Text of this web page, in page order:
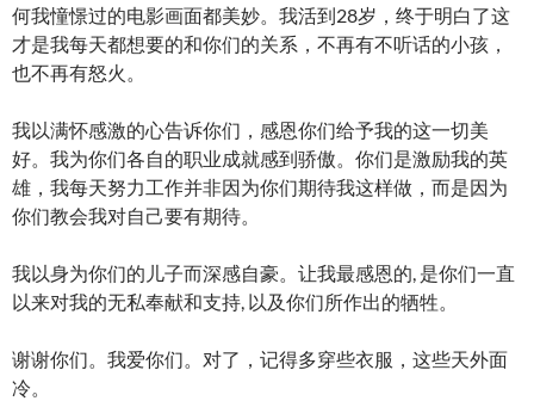
何我憧憬过的电影画面都美妙。我活到28岁，终于明白了这
才是我每天都想要的和你们的关系，不再有不听话的小孩，
也不再有怒火。
我以满怀感激的心告诉你们，感恩你们给予我的这一切美
好。我为你们各自的职业成就感到骄傲。你们是激励我的英
雄，我每天努力工作并非因为你们期待我这样做，而是因为
你们教会我对自己要有期待。
我以身为你们的儿子而深感自豪。让我最感恩的, 是你们一直
以来对我的无私奉献和支持, 以及你们所作出的牺牲。
谢谢你们。我爱你们。对了，记得多穿些衣服，这些天外面
冷。